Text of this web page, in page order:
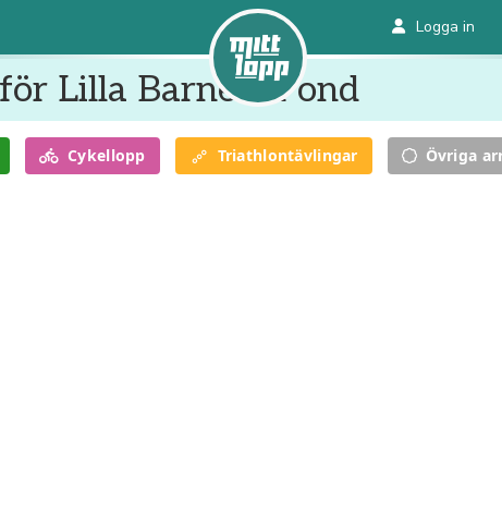
Logga in
Lilla Barnets Fond
Cykellopp Triathlontävlingar Övriga